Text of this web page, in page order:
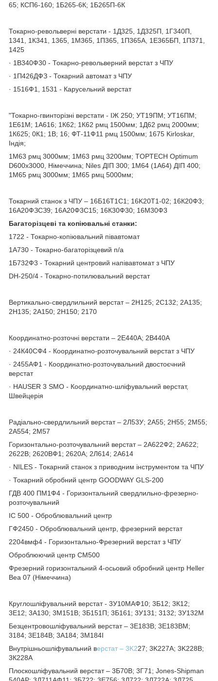
65; КСП6-160; 1Б265-6К; 1Б265П-6К
Токарно-револьверні верстати - 1Д325, 1Д325П, 1Г340П,
1341, 1К341, 1365, 1М365, 1П365, 1П365А, 1Е365БП, 1П371,
1425
· 1В340Ф30 - Токарно-револьверний верстат з ЧПУ
· 1П426ДФЗ - Токарний автомат з ЧПУ
· 1516Ф1, 1531 - Карусельний верстат
"Токарно-гвинторізні верстати - ІЖ 250; УТ19ПМ; УТ16ПМ;
1Е61М; 1А616; 1К62; 1К62 рмц 1500мм; 1Д62 рмц 2000мм;
1К625; 0К1; 1В; 16; ФТ-11Ф11 рмц 1500мм; 1675 Kirloskar,
Індія;
1М63 рмц 3000мм; 1М63 рмц 3200мм; TOPTECH Optimum
D600х3000, Німеччина; Niles ДІП 300; 1М64 (1А64) ДІП 400;
1М65 рмц 3000мм; 1М65 рмц 5000мм;
Токарний станок з ЧПУ – 16Б16Т1C1; 16K20T1-02; 16К20Ф3;
16А20ФЗСЗ9; 16А20Ф3С15; 16К30Ф30; 16М30Ф3
Багаторізцеві та копіювальні станки:
1722 - Токарно-копіювальний півавтомат
1А730 - Токарно-багаторізцевий п/а
1Б732Ф3 - Токарний центровий напівавтомат з ЧПУ
DH-250/4 - Токарно-потилювальний верстат
Вертикально-свердлильний верстат – 2Н125; 2С132; 2А135;
2Н135; 2А150; 2Н150; 2170
Координатно-розточні верстати – 2Е440А; 2В440А
· 24К40СФ4 - Координатно-розточувальний верстат з ЧПУ
· 2455АФ1 - Координатно-розточувальний двостоєчний
верстат
· HAUSER 3 SMO - Координатно-шліфувальний верстат,
Швейцерія
Радіально-свердлильний верстат – 2Л53У; 2А55; 2Н55; 2М55;
2А554; 2М57
Горизонтально-розточувальний верстат – 2А622Ф2; 2А622;
2622В; 2620ВФ1; 2620А; 2Л614; 2А614
· NILES - Токарний станок з приводним інструментом та ЧПУ
· Токарний обробний центр GOODWAY GLS-200
ГДВ 400 ПМ1Ф4 - Горизонтальний свердлильно-фрезерно-
розточувальний
ІС 500 - Оброблювальний центр
ГФ2450 - Оброблювальний центр, фрезерний верстат
2204вмф4 - Горизонтально-Фрезерний верстат з ЧПУ
Оброблюючий центр СМ500
Фрезерний горизонтальний 4-осьовий обробний центр Heller
Bea 07 (Німеччина)
Круглошліфувальний верстат - 3У10МАФ10; 3Б12; 3К12;
3Е12; 3А130; 3М151В; 3Б151П; 3Б161; 3У131; 3132; 3У132М
Безцентровошліфувальний верстат – 3Е183В; 3Е183ВМ;
3184; 3Е184В; 3А184; 3М184І
Внутрішньошліфувальний верстат – 3K227; 3K227A; 3K228B;
3К228А
Плоскошліфувальний верстат – 3Б70В; 3Г71; Jones-Shipman